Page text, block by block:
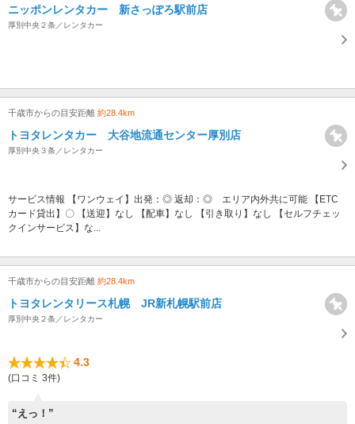
ニッポンレンタカー 新さっぽろ駅前店
厚別中央２条／レンタカー
千歳市からの目安距離 約28.4km
トヨタレンタカー 大谷地流通センター厚別店
厚別中央３条／レンタカー
サービス情報 【ワンウェイ】出発：◎ 返却：◎ エリア内外共に可能 【ETC
カード貸出】〇 【送迎】なし 【配車】なし 【引き取り】なし 【セルフチェッ
クインサービス】な...
千歳市からの目安距離 約28.4km
トヨタレンタリース札幌 JR新札幌駅前店
厚別中央２条／レンタカー
4.3
(口コミ 3件)
“えっ！”